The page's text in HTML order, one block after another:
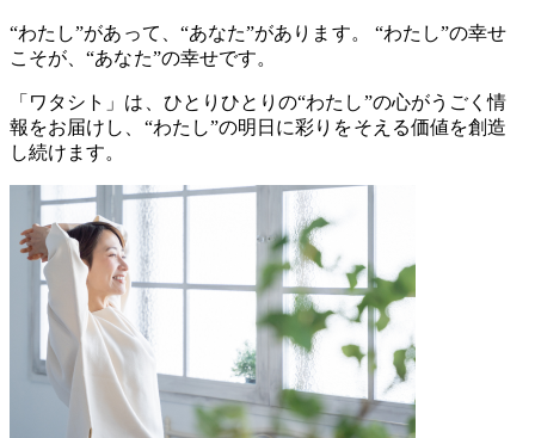
“わたし”があって、“あなた”があります。 “わたし”の幸せ
こそが、“あなた”の幸せです。
「ワタシト」は、ひとりひとりの“わたし”の心がうごく情
報をお届けし、“わたし”の明日に彩りをそえる価値を創造
し続けます。